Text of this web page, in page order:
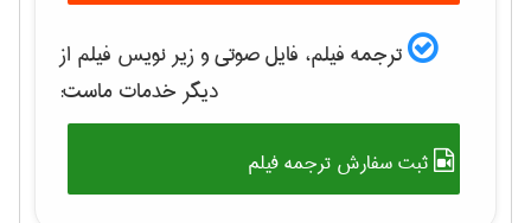
ترجمه فیلم، فایل صوتی و زیر نویس فیلم از
دیگر خدمات ماست:
ثبت سفارش ترجمه فیلم